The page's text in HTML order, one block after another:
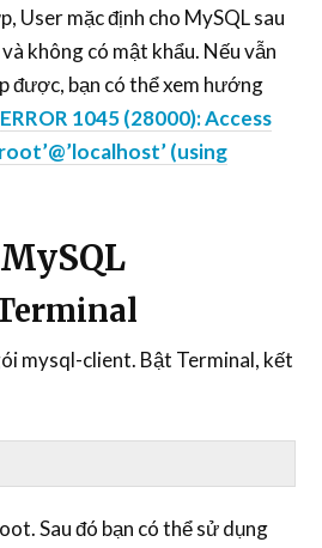
User mặc định cho MySQL sau
và không có mật khẩu. Nếu vẫn
được, bạn có thể xem hướng
ERROR 1045 (28000): Access
(using
mysql-client. Bật Terminal, kết
Sau đó bạn có thể sử dụng